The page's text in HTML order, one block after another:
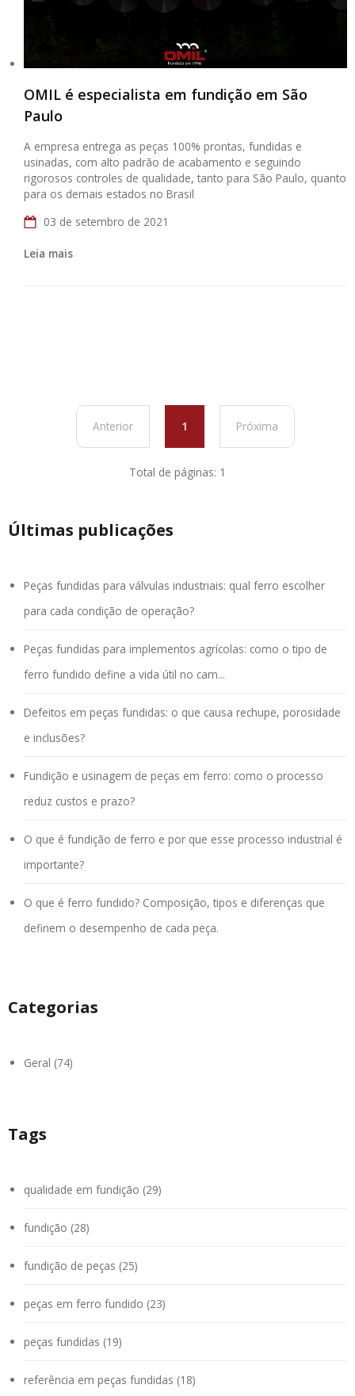
OMIL é especialista em fundição em São
Paulo
A empresa entrega as peças 100% prontas, fundidas e
usinadas, com alto padrão de acabamento e seguindo
rigorosos controles de qualidade, tanto para São Paulo, quanto
para os demais estados no Brasil
03 de setembro de 2021
Leia mais
Anterior 1 Próxima
Total de páginas: 1
Últimas publicações
Peças fundidas para válvulas industriais: qual ferro escolher
para cada condição de operação?
Peças fundidas para implementos agrícolas: como o tipo de
ferro fundido define a vida útil no cam...
Defeitos em peças fundidas: o que causa rechupe, porosidade
e inclusões?
Fundição e usinagem de peças em ferro: como o processo
reduz custos e prazo?
O que é fundição de ferro e por que esse processo industrial é
importante?
O que é ferro fundido? Composição, tipos e diferenças que
definem o desempenho de cada peça.
Categorias
Geral (74)
Tags
qualidade em fundição (29)
fundição (28)
fundição de peças (25)
peças em ferro fundido (23)
peças fundidas (19)
referência em peças fundidas (18)